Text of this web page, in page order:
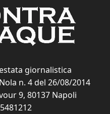
giornalistica
n. 4 del 26/08/2014
9, 80137 Napoli